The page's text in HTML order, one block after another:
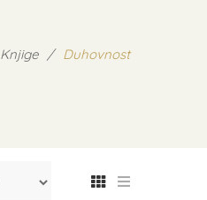
Knjige / Duhovnost